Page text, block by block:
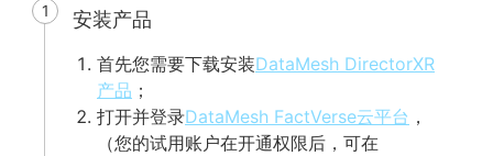
1 安装产品
首先您需要下载安装DataMesh DirectorXR
产品 ；
打开并登录DataMesh FactVerse云平台 ，
（您的试用账户在开通权限后，可在